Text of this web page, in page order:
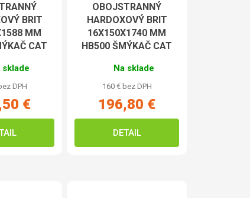
BRIT
MM
CAT
sklade
DPH
€
OBOJSTRANNÝ
HARDOXOVÝ BRIT
16X150X1740 MM
HB500 ŠMÝKAČ CAT
Na sklade
160 € bez DPH
196,80 €
DETAIL